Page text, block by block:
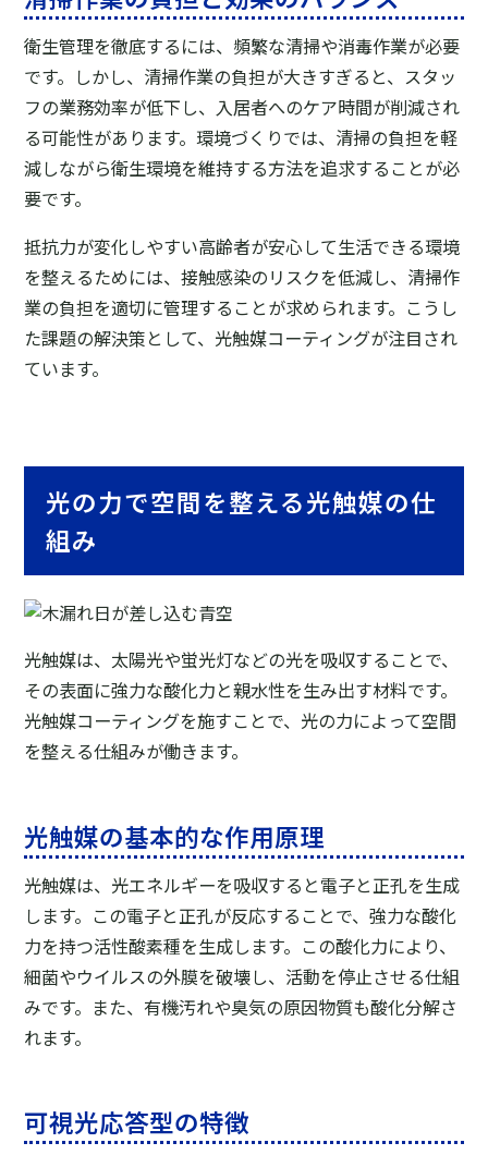
衛生管理を徹底するには、頻繁な清掃や消毒作業が必要
です。しかし、清掃作業の負担が大きすぎると、スタッ
フの業務効率が低下し、入居者へのケア時間が削減され
る可能性があります。環境づくりでは、清掃の負担を軽
減しながら衛生環境を維持する方法を追求することが必
要です。
抵抗力が変化しやすい高齢者が安心して生活できる環境
を整えるためには、接触感染のリスクを低減し、清掃作
業の負担を適切に管理することが求められます。こうし
た課題の解決策として、光触媒コーティングが注目され
ています。
光の力で空間を整える光触媒の仕
組み
光触媒は、太陽光や蛍光灯などの光を吸収することで、
その表面に強力な酸化力と親水性を生み出す材料です。
光触媒コーティングを施すことで、光の力によって空間
を整える仕組みが働きます。
光触媒の基本的な作用原理
光触媒は、光エネルギーを吸収すると電子と正孔を生成
します。この電子と正孔が反応することで、強力な酸化
力を持つ活性酸素種を生成します。この酸化力により、
細菌やウイルスの外膜を破壊し、活動を停止させる仕組
みです。また、有機汚れや臭気の原因物質も酸化分解さ
れます。
可視光応答型の特徴